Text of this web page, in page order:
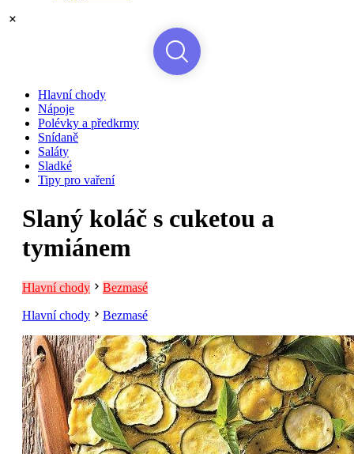
Hlavní chody
Nápoje
Polévky a předkrmy
Snídaně
Saláty
Sladké
Tipy pro vaření
Slaný koláč s cuketou a
tymiánem
Hlavní chody Bezmasé
Hlavní chody Bezmasé